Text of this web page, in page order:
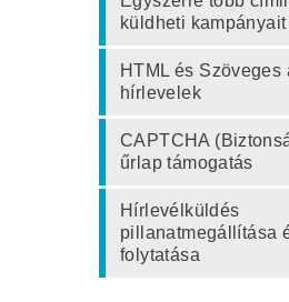
küldheti kampányait
HTML és Szöveges
hírlevelek
CAPTCHA
űrlap támogatás
Hírlevélküldés
pillanatmegállítása
folytatása